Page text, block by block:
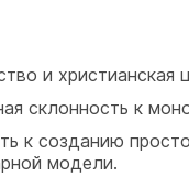
и христианская
склонность к
к созданию
модели.